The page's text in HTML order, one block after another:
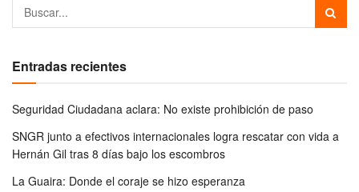
Entradas recientes
Seguridad Ciudadana aclara: No existe prohibición de paso
SNGR junto a efectivos internacionales logra rescatar con vida a
Hernán Gil tras 8 días bajo los escombros
La Guaira: Donde el coraje se hizo esperanza